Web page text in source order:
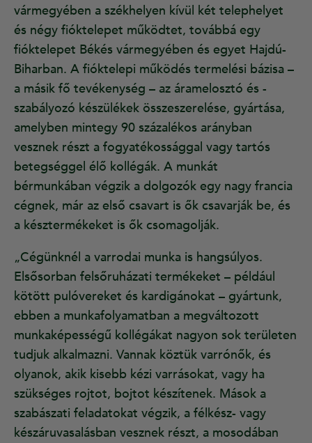
vármegyében a székhelyen kívül két telephelyet
és négy fióktelepet működtet, továbbá egy
fióktelepet Békés vármegyében és egyet Hajdú-
Biharban. A fióktelepi működés termelési bázisa –
a másik fő tevékenység – az áramelosztó és -
szabályozó készülékek összeszerelése, gyártása,
amelyben mintegy 90 százalékos arányban
vesznek részt a fogyatékossággal vagy tartós
betegséggel élő kollégák. A munkát
bérmunkában végzik a dolgozók egy nagy francia
cégnek, már az első csavart is ők csavarják be, és
a késztermékeket is ők csomagolják.
„Cégünknél a varrodai munka is hangsúlyos.
Elsősorban felsőruházati termékeket – például
kötött pulóvereket és kardigánokat – gyártunk,
ebben a munkafolyamatban a megváltozott
munkaképességű kollégákat nagyon sok területen
tudjuk alkalmazni. Vannak köztük varrónők, és
olyanok, akik kisebb kézi varrásokat, vagy ha
szükséges rojtot, bojtot készítenek. Mások a
szabászati feladatokat végzik, a félkész- vagy
készáruvasalásban vesznek részt, a mosodában